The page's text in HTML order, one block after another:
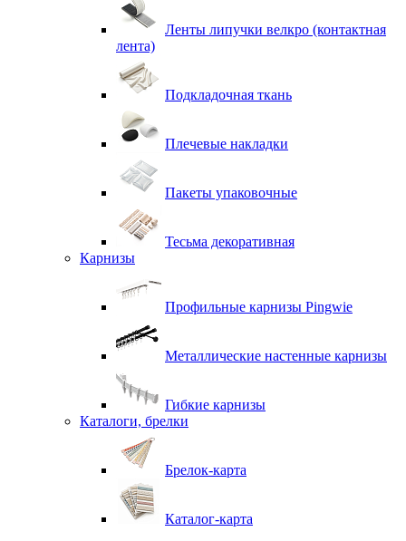
Ленты липучки велкро (контактная
лента)
Подкладочная ткань
Плечевые накладки
Пакеты упаковочные
Тесьма декоративная
Карнизы
Профильные карнизы Pingwie
Металлические настенные карнизы
Гибкие карнизы
Каталоги, брелки
Брелок-карта
Каталог-карта